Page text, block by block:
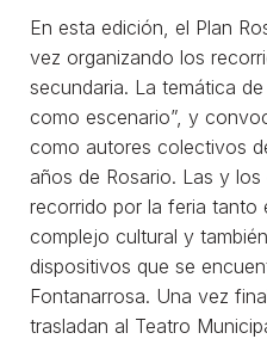
En esta edición, el Plan
vez organizando los
secundaria. La temática
como escenario”, y
como autores colectivos
años de Rosario. Las y
recorrido por la feria tanto
complejo cultural y
dispositivos que se
Fontanarrosa. Una vez
trasladan al Teatro